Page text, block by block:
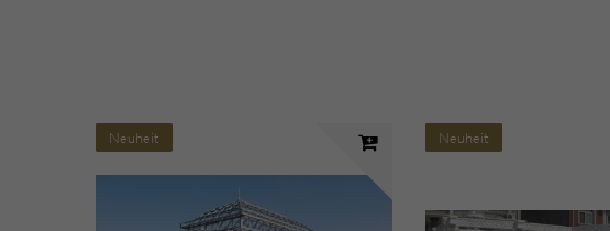
Neuheit Neuheit